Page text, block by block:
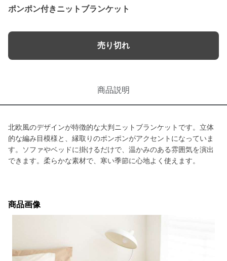
ポンポン付きニットブランケット
売り切れ
商品説明
北欧風のデザインが特徴的な大判ニットブランケットです。立体
的な編み目模様と、縁取りのポンポンがアクセントになっていま
す。ソファやベッドに掛けるだけで、温かみのある雰囲気を演出
できます。柔らかな素材で、寒い季節に心地よく使えます。
商品画像